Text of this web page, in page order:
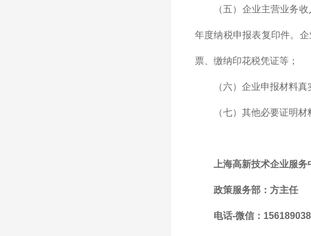
（五）企业主营业务
年度纳税申报表复印件。
票、缴纳印花税凭证等；
（六）企业申报材料真
（七）其他必要证明材
上海高新技术企业服务
政策服务部 ：方主任
电话-微信：